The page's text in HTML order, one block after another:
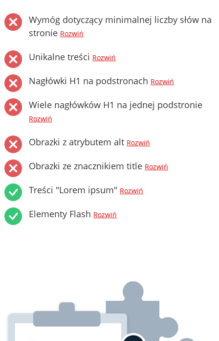
Wymóg dotyczący minimalnej liczby słów na
stronie Rozwiń
Unikalne treści Rozwiń
Nagłówki H1 na podstronach Rozwiń
Wiele nagłówków H1 na jednej podstronie
Rozwiń
Obrazki z atrybutem alt Rozwiń
Obrazki ze znacznikiem title Rozwiń
Treści "Lorem ipsum" Rozwiń
Elementy Flash Rozwiń